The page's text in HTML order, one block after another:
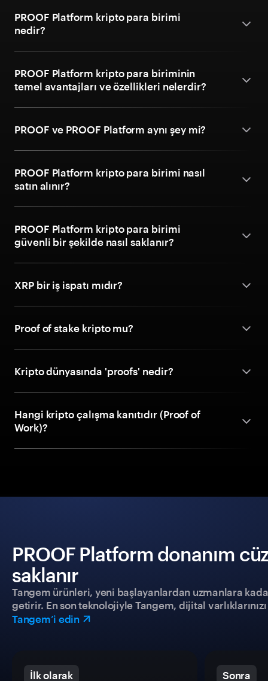
PROOF Platform kripto para birimi
nedir?
PROOF Platform kripto para biriminin
temel avantajları ve özellikleri nelerdir?
PROOF ve PROOF Platform aynı şey mi?
PROOF Platform kripto para birimi nasıl
satın alınır?
PROOF Platform kripto para birimi
güvenli bir şekilde nasıl saklanır?
XRP bir iş ispatı mıdır?
Proof of stake kripto mu?
Kripto dünyasında 'proofs' nedir?
Hangi kripto çalışma kanıtıdır (Proof of
Work)?
PROOF Platform donanım
saklanır
Tangem ürünleri, yeni başlayanlardan uzmanlara
getirir. En son teknolojiyle Tangem, dijital
Tangem’i edin
İlk olarak Sonra